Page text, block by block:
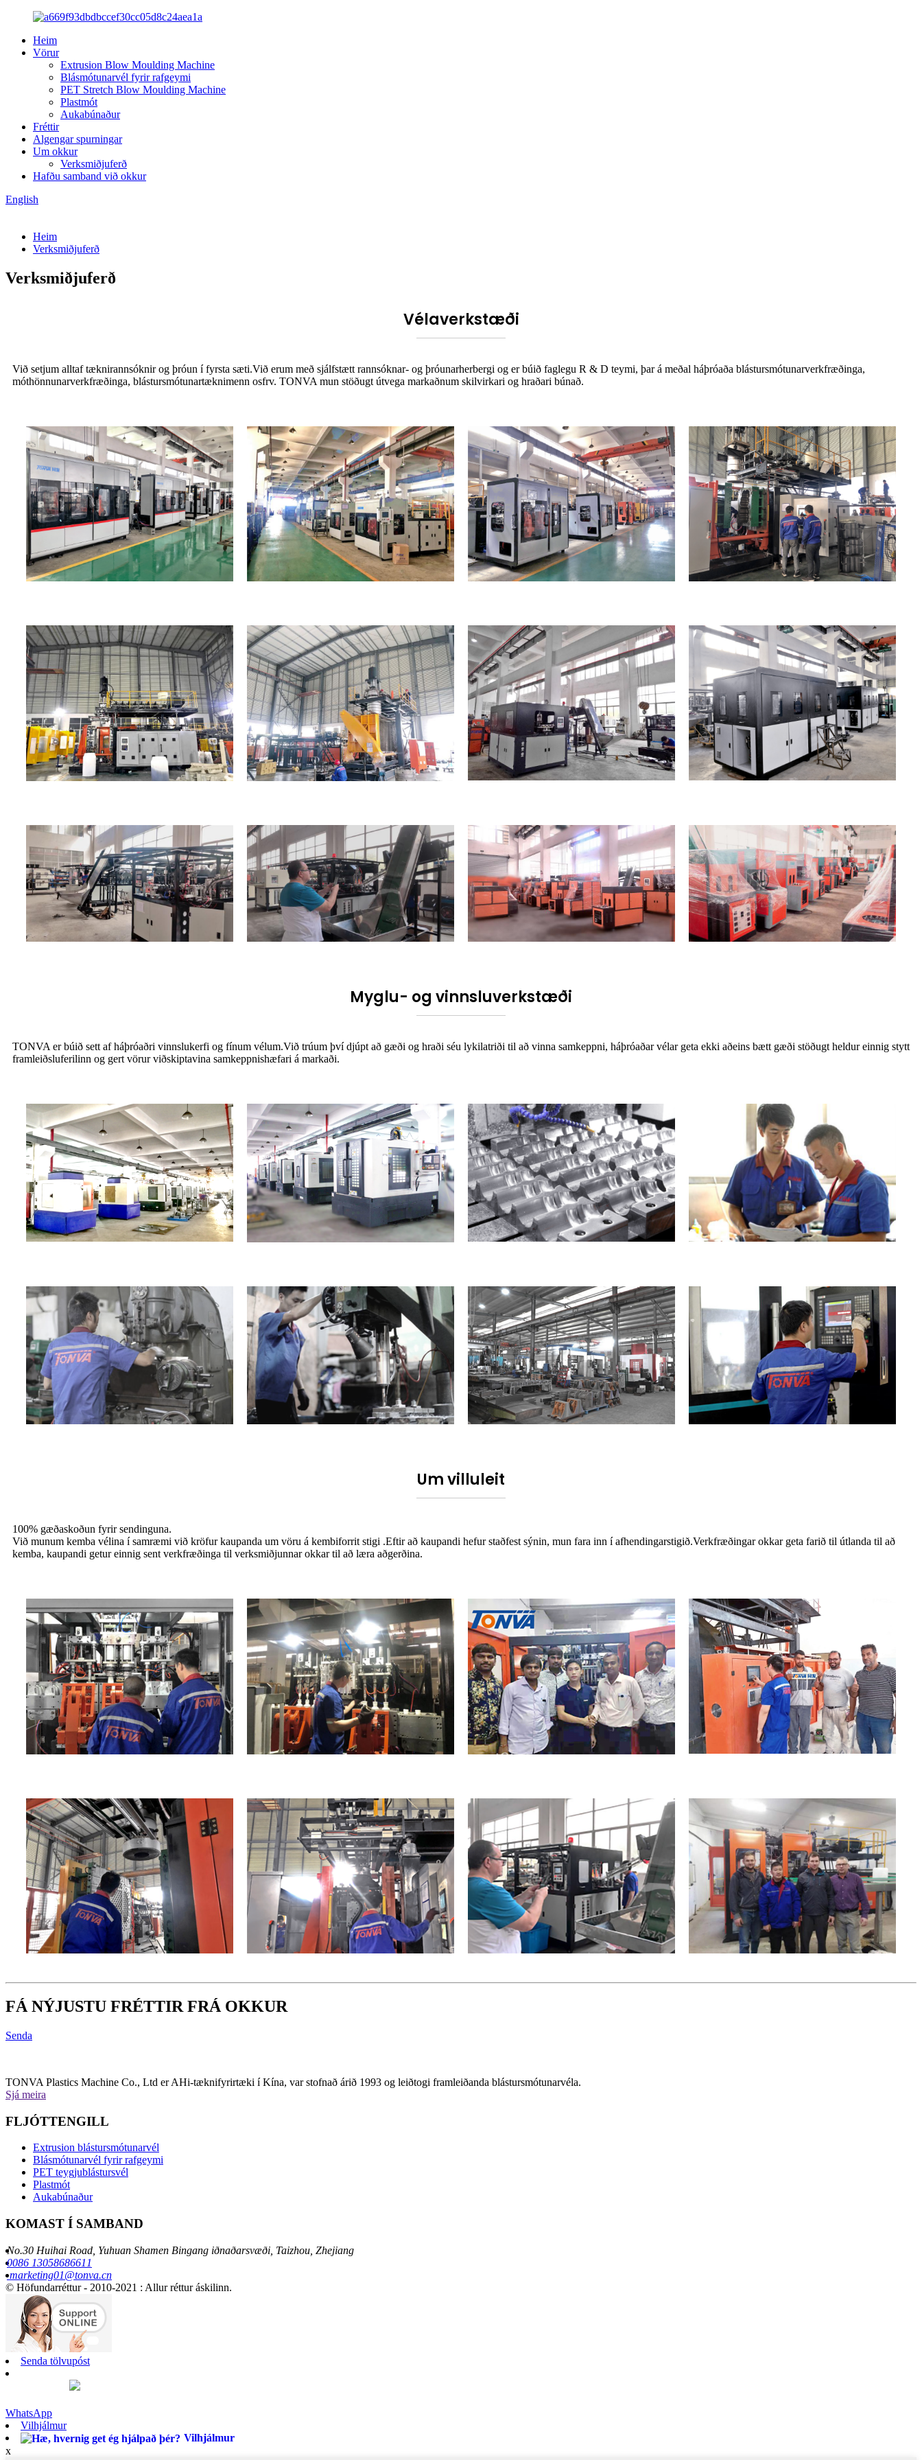
Heim
Vörur
Extrusion Blow Moulding Machine
Blásmótunarvél fyrir rafgeymi
PET Stretch Blow Moulding Machine
Plastmót
Aukabúnaður
Fréttir
Algengar spurningar
Um okkur
Verksmiðjuferð
Hafðu samband við okkur
English
Heim
Verksmiðjuferð
Verksmiðjuferð
Vélaverkstæði
Við setjum alltaf tæknirannsóknir og þróun í fyrsta sæti.Við erum með sjálfstætt rannsóknar- og þróunarherbergi og er búið faglegu R & D teymi, þar á meðal háþróaða blástursmótunarverkfræðinga,
móthönnunarverkfræðinga, blástursmótunartæknimenn osfrv. TONVA mun stöðugt útvega markaðnum skilvirkari og hraðari búnað.
Myglu- og vinnsluverkstæði
TONVA er búið sett af háþróaðri vinnslukerfi og fínum vélum.Við trúum því djúpt að gæði og hraði séu lykilatriði til að vinna samkeppni, háþróaðar vélar geta ekki aðeins bætt gæði stöðugt heldur einnig stytt
framleiðsluferilinn og gert vörur viðskiptavina samkeppnishæfari á markaði.
Um villuleit
100% gæðaskoðun fyrir sendinguna.
Við munum kemba vélina í samræmi við kröfur kaupanda um vöru á kembiforrit stigi .Eftir að kaupandi hefur staðfest sýnin, mun fara inn í afhendingarstigið.Verkfræðingar okkar geta farið til útlanda til að
kemba, kaupandi getur einnig sent verkfræðinga til verksmiðjunnar okkar til að læra aðgerðina.
FÁ NÝJUSTU FRÉTTIR FRÁ OKKUR
Senda
TONVA Plastics Machine Co., Ltd er AHi-tæknifyrirtæki í Kína, var stofnað árið 1993 og leiðtogi framleiðanda blástursmótunarvéla.
Sjá meira
FLJÓTTENGILL
Extrusion blástursmótunarvél
Blásmótunarvél fyrir rafgeymi
PET teygjublástursvél
Plastmót
Aukabúnaður
KOMAST Í SAMBAND
No.30 Huihai Road, Yuhuan Shamen Bingang iðnaðarsvæði, Taizhou, Zhejiang
0086 13058686611
marketing01@tonva.cn
© Höfundarréttur - 2010-2021 : Allur réttur áskilinn.
Senda tölvupóst
WhatsApp
Vilhjálmur
Vilhjálmur
x